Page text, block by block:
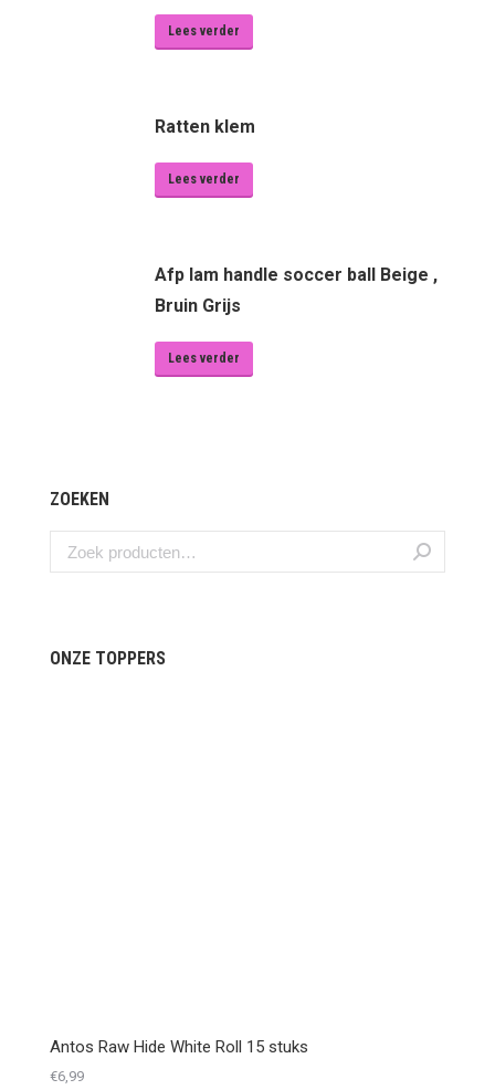
Lees verder
Ratten klem
Lees verder
Afp lam handle soccer ball Beige ,
Bruin Grijs
Lees verder
ZOEKEN
ONZE TOPPERS
Antos Raw Hide White Roll 15 stuks
€6,99